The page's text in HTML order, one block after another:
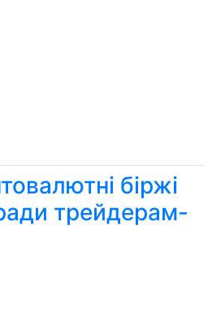
біржі
трейдерам-